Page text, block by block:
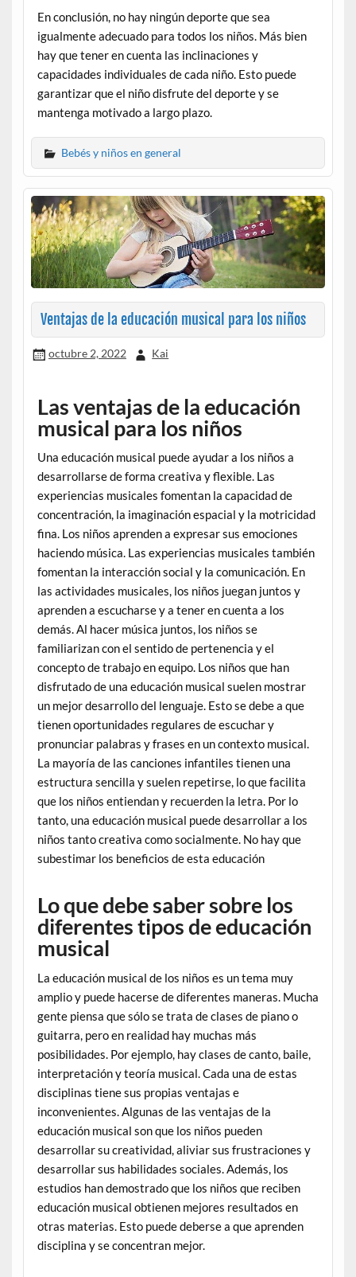
En conclusión, no hay ningún deporte que sea
igualmente adecuado para todos los niños. Más bien
hay que tener en cuenta las inclinaciones y
capacidades individuales de cada niño. Esto puede
garantizar que el niño disfrute del deporte y se
mantenga motivado a largo plazo.
Bebés y niños en general
Ventajas de la educación musical para los niños
octubre 2, 2022 Kai
Las ventajas de la educación
musical para los niños
Una educación musical puede ayudar a los niños a
desarrollarse de forma creativa y flexible. Las
experiencias musicales fomentan la capacidad de
concentración, la imaginación espacial y la motricidad
fina. Los niños aprenden a expresar sus emociones
haciendo música. Las experiencias musicales también
fomentan la interacción social y la comunicación. En
las actividades musicales, los niños juegan juntos y
aprenden a escucharse y a tener en cuenta a los
demás. Al hacer música juntos, los niños se
familiarizan con el sentido de pertenencia y el
concepto de trabajo en equipo. Los niños que han
disfrutado de una educación musical suelen mostrar
un mejor desarrollo del lenguaje. Esto se debe a que
tienen oportunidades regulares de escuchar y
pronunciar palabras y frases en un contexto musical.
La mayoría de las canciones infantiles tienen una
estructura sencilla y suelen repetirse, lo que facilita
que los niños entiendan y recuerden la letra. Por lo
tanto, una educación musical puede desarrollar a los
niños tanto creativa como socialmente. No hay que
subestimar los beneficios de esta educación
Lo que debe saber sobre los
diferentes tipos de educación
musical
La educación musical de los niños es un tema muy
amplio y puede hacerse de diferentes maneras. Mucha
gente piensa que sólo se trata de clases de piano o
guitarra, pero en realidad hay muchas más
posibilidades. Por ejemplo, hay clases de canto, baile,
interpretación y teoría musical. Cada una de estas
disciplinas tiene sus propias ventajas e
inconvenientes. Algunas de las ventajas de la
educación musical son que los niños pueden
desarrollar su creatividad, aliviar sus frustraciones y
desarrollar sus habilidades sociales. Además, los
estudios han demostrado que los niños que reciben
educación musical obtienen mejores resultados en
otras materias. Esto puede deberse a que aprenden
disciplina y se concentran mejor.